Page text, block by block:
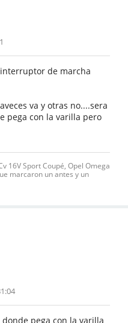
de marcha
va y otras no....sera
pega con la varilla pero
16V Sport Coupé, Opel Omega
marcaron un antes y un
pega con la varilla